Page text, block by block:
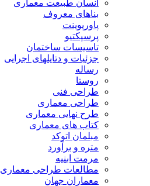
انسان طبیعت معماری
بناهای معروف
پاورپوینت
پرسپکتیو
تاسیسات ساختمان
جزئیات و دتایلهای اجرایی
رساله
روستا
طراحی فنی
طراحی معماری
طرح نهایی معماری
کتاب های معماری
مبلمان اتوکد
متره و برآورد
مرمت ابنیه
مطالعات طراحی معماری
معماران جهان